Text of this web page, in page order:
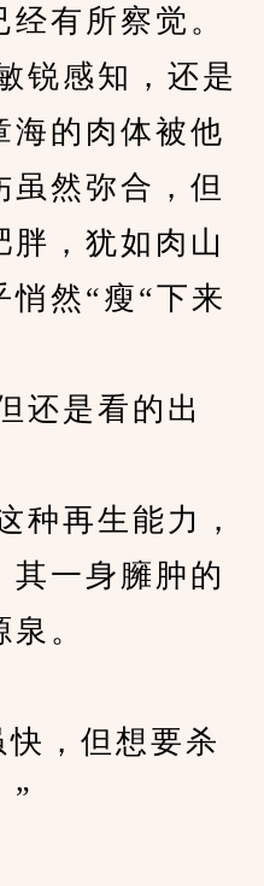
经有所察觉。
感知，还是
海的肉体被他
虽然弥合，但
胖，犹如肉山
悄然“瘦“下来
是看的出
再生能力，
其一身臃肿的
泉。
，但想要杀
”